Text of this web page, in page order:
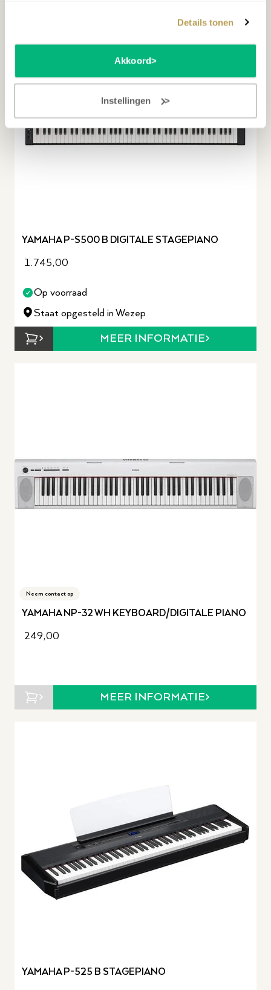
Details tonen
Akkoord
Instellingen
YAMAHA P-S500 B DIGITALE STAGEPIANO
1.745,00
Op voorraad
Staat opgesteld in Wezep
MEER INFORMATIE
Neem contact op
YAMAHA NP-32 WH KEYBOARD/DIGITALE PIANO
249,00
MEER INFORMATIE
YAMAHA P-525 B STAGEPIANO